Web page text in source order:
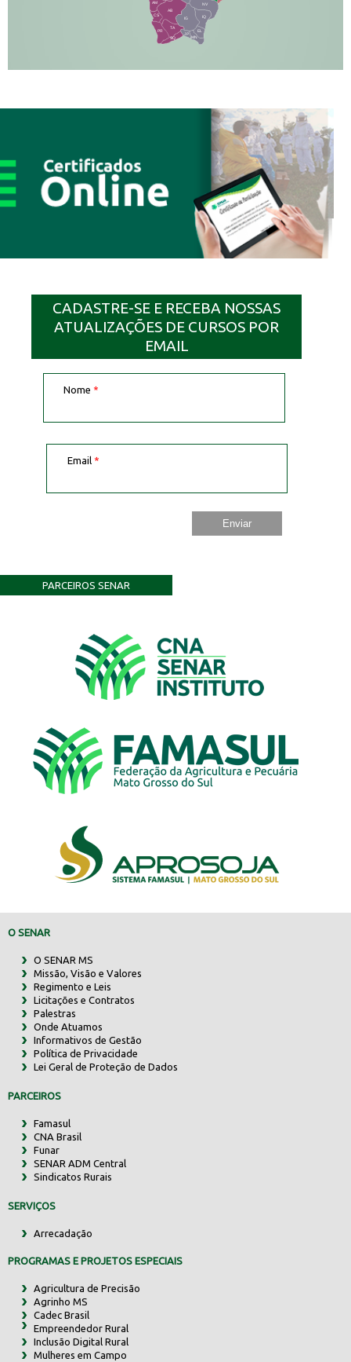
NV
IQ
EL
AM
AB
JP
CS
PR
TA
SQ
IG
MN
CADASTRE-SE E RECEBA NOSSAS
ATUALIZAÇÕES DE CURSOS POR
EMAIL
Nome *
Email *
PARCEIROS SENAR
O SENAR
O SENAR MS
Missão, Visão e Valores
Regimento e Leis
Licitações e Contratos
Palestras
Onde Atuamos
Informativos de Gestão
Política de Privacidade
Lei Geral de Proteção de Dados
PARCEIROS
Famasul
CNA Brasil
Funar
SENAR ADM Central
Sindicatos Rurais
SERVIÇOS
Arrecadação
PROGRAMAS E PROJETOS ESPECIAIS
Agricultura de Precisão
Agrinho MS
Cadec Brasil
Empreendedor Rural
Inclusão Digital Rural
Mulheres em Campo